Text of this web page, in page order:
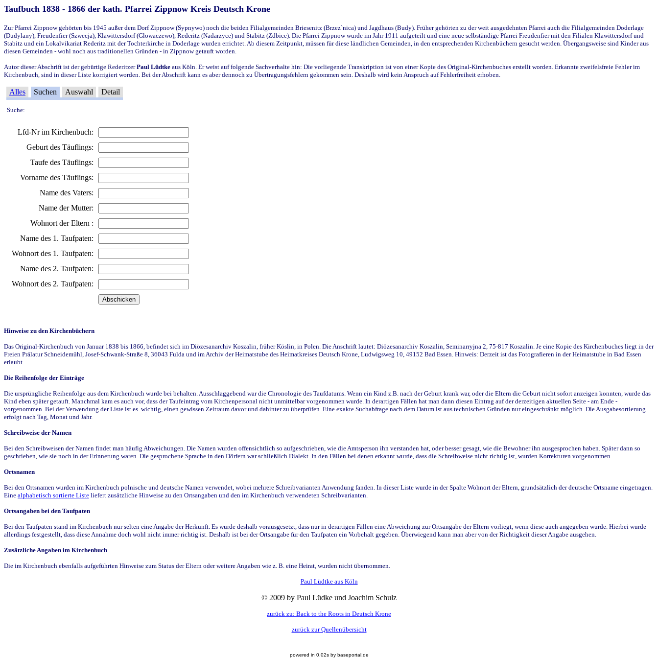
Taufbuch 1838 - 1866 der kath. Pfarrei Zippnow Kreis Deutsch Krone
Zur Pfarrei Zippnow gehörten bis 1945 außer dem Dorf Zippnow (Sypnywo) noch die beiden Filialgemeinden Briesenitz (Brzez`nica) und Jagdhaus (Budy). Früher gehörten zu der weit ausgedehnten Pfarrei auch die Filialgemeinden Doderlage
(Dudylany), Freudenfier (Szwecja), Klawittersdorf (Glowaczewo), Rederitz (Nadarzyce) und Stabitz (Zdbice). Die Pfarrei Zippnow wurde im Jahr 1911 aufgeteilt und eine neue selbständige Pfarrei Freudenfier mit den Filialen Klawittersdorf und
Stabitz und ein Lokalvikariat Rederitz mit der Tochterkirche in Doderlage wurden errichtet. Ab diesem Zeitpunkt, müssen für diese ländlichen Gemeinden, in den entsprechenden Kirchenbüchern gesucht werden. Übergangsweise sind Kinder aus
diesen Gemeinden - wohl noch aus traditionellen Gründen - in Zippnow getauft worden.
Autor dieser Abschrift ist der gebürtige RederitzerPaul Lüdtke aus Köln. Er weist auf folgende Sachverhalte hin: Die vorliegende Transkription ist von einer Kopie des Original-Kirchenbuches erstellt worden. Erkannte zweifelsfreie Fehler im
Kirchenbuch, sind in dieser Liste korrigiert worden. Bei der Abschrift kann es aber dennoch zu Übertragungsfehlern gekommen sein. Deshalb wird kein Anspruch auf Fehlerfreiheit erhoben.
Alles Suchen Auswahl Detail
Suche:
Lfd-Nr im Kirchenbuch:
Geburt des Täuflings:
Taufe des Täuflings:
Vorname des Täuflings:
Name des Vaters:
Name der Mutter:
Wohnort der Eltern :
Name des 1. Taufpaten:
Wohnort des 1. Taufpaten:
Name des 2. Taufpaten:
Wohnort des 2. Taufpaten:
Hinweise zu den Kirchenbüchern
Das Original-Kirchenbuch von Januar 1838 bis 1866, befindet sich im Diözesanarchiv Koszalin, früher Köslin, in Polen. Die Anschrift lautet: Diözesanarchiv Koszalin, Seminarryjna 2, 75-817 Koszalin. Je eine Kopie des Kirchenbuches liegt in der
Freien Prälatur Schneidemühl, Josef-Schwank-Straße 8, 36043 Fulda und im Archiv der Heimatstube des Heimatkreises Deutsch Krone, Ludwigsweg 10, 49152 Bad Essen. Hinweis: Derzeit ist das Fotografieren in der Heimatstube in Bad Essen
erlaubt.
Die Reihenfolge der Einträge
Die ursprüngliche Reihenfolge aus dem Kirchenbuch wurde bei behalten. Ausschlaggebend war die Chronologie des Taufdatums. Wenn ein Kind z.B. nach der Geburt krank war, oder die Eltern die Geburt nicht sofort anzeigen konnten, wurde das
Kind eben später getauft. Manchmal kam es auch vor, dass der Taufeintrag vom Kirchenpersonal nicht unmittelbar vorgenommen wurde. In derartigen Fällen hat man dann diesen Eintrag auf der derzeitigen aktuellen Seite - am Ende -
vorgenommen. Bei der Verwendung der Liste ist es wichtig, einen gewissen Zeitraum davor und dahinter zu überprüfen. Eine exakte Suchabfrage nach dem Datum ist aus technischen Gründen nur eingeschränkt möglich. Die Ausgabesortierung
erfolgt nach Tag, Monat und Jahr.
Schreibweise der Namen
Bei den Schreibweisen der Namen findet man häufig Abweichungen. Die Namen wurden offensichtlich so aufgeschrieben, wie die Amtsperson ihn verstanden hat, oder besser gesagt, wie die Bewohner ihn ausgesprochen haben. Später dann so
geschrieben, wie sie noch in der Erinnerung waren. Die gesprochene Sprache in den Dörfern war schließlich Dialekt. In den Fällen bei denen erkannt wurde, dass die Schreibweise nicht richtig ist, wurden Korrekturen vorgenommen.
Ortsnamen
Bei den Ortsnamen wurden im Kirchenbuch polnische und deutsche Namen verwendet, wobei mehrere Schreibvarianten Anwendung fanden. In dieser Liste wurde in der Spalte Wohnort der Eltern, grundsätzlich der deutsche Ortsname eingetragen.
Eine alphabetisch sortierte Liste liefert zusätzliche Hinweise zu den Ortsangaben und den im Kirchenbuch verwendeten Schreibvarianten.
Ortsangaben bei den Taufpaten
Bei den Taufpaten stand im Kirchenbuch nur selten eine Angabe der Herkunft. Es wurde deshalb vorausgesetzt, dass nur in derartigen Fällen eine Abweichung zur Ortsangabe der Eltern vorliegt, wenn diese auch angegeben wurde. Hierbei wurde
allerdings festgestellt, dass diese Annahme doch wohl nicht immer richtig ist. Deshalb ist bei der Ortsangabe für den Taufpaten ein Vorbehalt gegeben. Überwiegend kann man aber von der Richtigkeit dieser Angabe ausgehen.
Zusätzliche Angaben im Kirchenbuch
Die im Kirchenbuch ebenfalls aufgeführten Hinweise zum Status der Eltern oder weitere Angaben wie z. B. eine Heirat, wurden nicht übernommen.
Paul Lüdtke aus Köln
© 2009 by Paul Lüdke und Joachim Schulz
zurück zu: Back to the Roots in Deutsch Krone
zurück zur Quellenübersicht
powered in 0.02s by baseportal.de